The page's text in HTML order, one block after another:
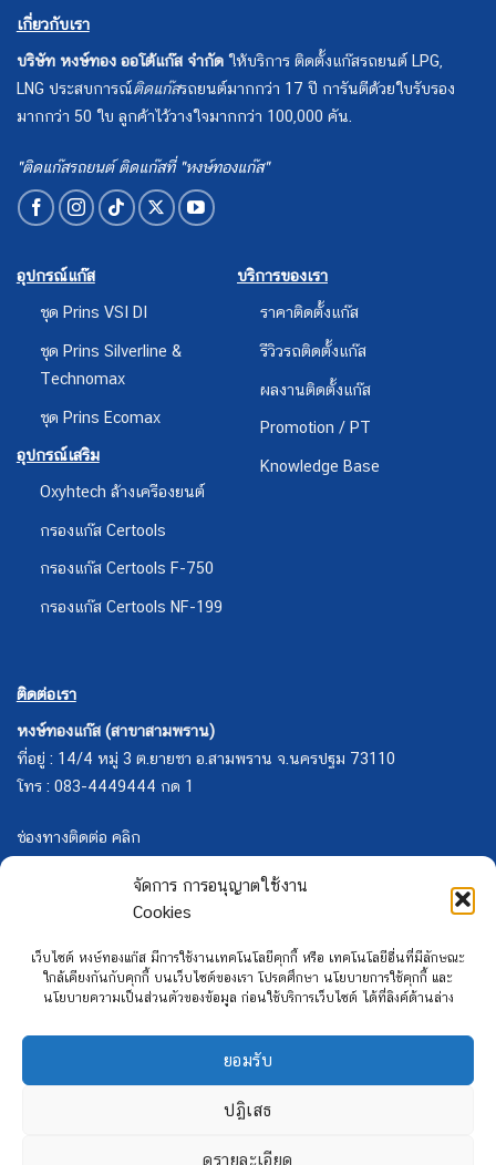
จัดการ การอนุญาตใช้งาน
Cookies
เว็บไซต์ หงษ์ทองแก๊ส มีการใช้งานเทคโนโลยีคุกกี้ หรือ เทคโนโลยีอื่นที่มีลักษณะ
ใกล้เคียงกันกับคุกกี้ บนเว็บไซต์ของเรา โปรดศึกษา นโยบายการใช้คุกกี้ และ
นโยบายความเป็นส่วนตัวของข้อมูล ก่อนใช้บริการเว็บไซต์ ได้ที่ลิงค์ด้านล่าง
ยอมรับ
ปฏิเสธ
ดูรายละเอียด
เกี่ยวกับเรา
บริษัท หงษ์ทอง ออโต้แก๊ส จำกัด ให้บริการ ติดตั้งแก๊สรถยนต์ LPG,
LNG ประสบการณ์ติดแก๊สรถยนต์มากกว่า 17 ปี การันตีด้วยใบรับรอง
มากกว่า 50 ใบ ลูกค้าไว้วางใจมากกว่า 100,000 คัน.
"ติดแก๊สรถยนต์ ติดแก๊สที่ "หงษ์ทองแก๊ส"
อุปกรณ์แก๊ส
ชุด Prins VSI DI
ชุด Prins Silverline &
Technomax
ชุด Prins Ecomax
อุปกรณ์เสริม
Oxyhtech ล้างเครืองยนต์
กรองแก๊ส Certools
กรองแก๊ส Certools F-750
กรองแก๊ส Certools NF-199
บริการของเรา
ราคาติดตั้งแก๊ส
รีวิวรถติดตั้งแก๊ส
ผลงานติดตั้งแก๊ส
Promotion / PT
Knowledge Base
ติดต่อเรา
หงษ์ทองแก๊ส (สาขาสามพราน)
ที่อยู่ : 14/4 หมู่ 3 ต.ยายชา อ.สามพราน จ.นครปฐม 73110
โทร : 083-4449444 กด 1
ช่องทางติดต่อ คลิก